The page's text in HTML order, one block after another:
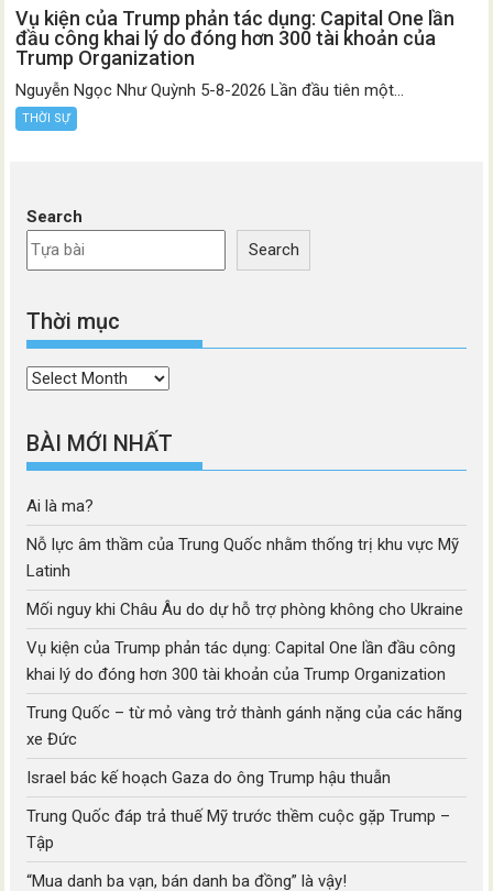
Vụ kiện của Trump phản tác dụng: Capital One lần
đầu công khai lý do đóng hơn 300 tài khoản của
Trump Organization
Nguyễn Ngọc Như Quỳnh 5-8-2026 Lần đầu tiên một...
THỜI SỰ
Search
Search
Thời mục
Thời
BÀI MỚI NHẤT
Ai là ma?
Nỗ lực âm thầm của Trung Quốc nhằm thống trị khu vực Mỹ
Latinh
Mối nguy khi Châu Âu do dự hỗ trợ phòng không cho Ukraine
Vụ kiện của Trump phản tác dụng: Capital One lần đầu công
khai lý do đóng hơn 300 tài khoản của Trump Organization
Trung Quốc – từ mỏ vàng trở thành gánh nặng của các hãng
xe Đức
Israel bác kế hoạch Gaza do ông Trump hậu thuẫn
Trung Quốc đáp trả thuế Mỹ trước thềm cuộc gặp Trump –
Tập
“Mua danh ba vạn, bán danh ba đồng” là vậy!